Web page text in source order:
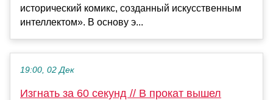
исторический комикс, созданный искусственным
интеллектом». В основу э...
19:00, 02 Дек
Изгнать за 60 секунд // В прокат вышел